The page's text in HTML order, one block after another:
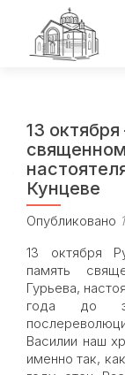
13
Кунцеве
Опубликовано
13 октября
память
Гурьева,
года до
Василии наш
именно так,